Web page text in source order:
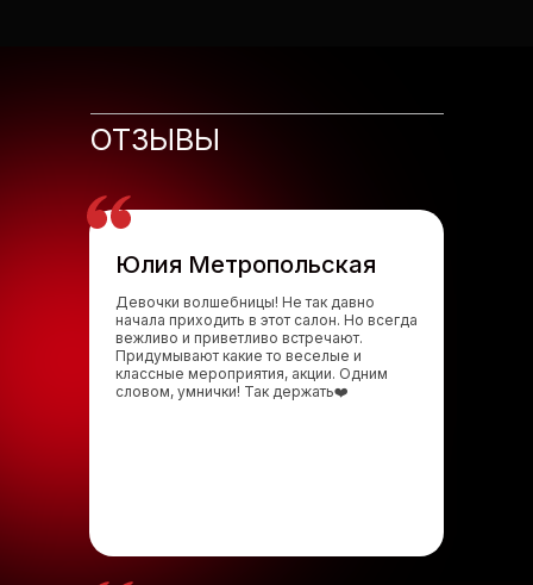
ОТЗЫВЫ
Юлия Метропольская
Девочки волшебницы! Не так давно
начала приходить в этот салон. Но всегда
вежливо и приветливо встречают.
Придумывают какие то веселые и
классные мероприятия, акции. Одним
словом, умнички! Так держать❤️